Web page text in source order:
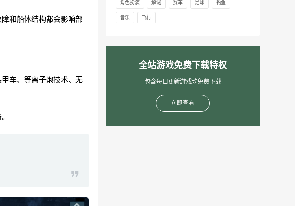
和船体结构都会影响部
车、等离子炮技术、无
角色扮演 解谜 赛车 足球 钓鱼
音乐 飞行
全站游戏免费下载特权
包含每日更新游戏均免费下载
立即查看